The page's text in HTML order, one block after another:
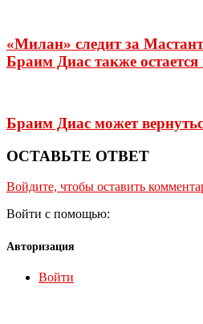
«Милан» следит за
Браим Диас также остается
Браим Диас может
ОСТАВЬТЕ ОТВЕТ
Войдите, чтобы оставить
Войти с помощью:
Авторизация
Войти